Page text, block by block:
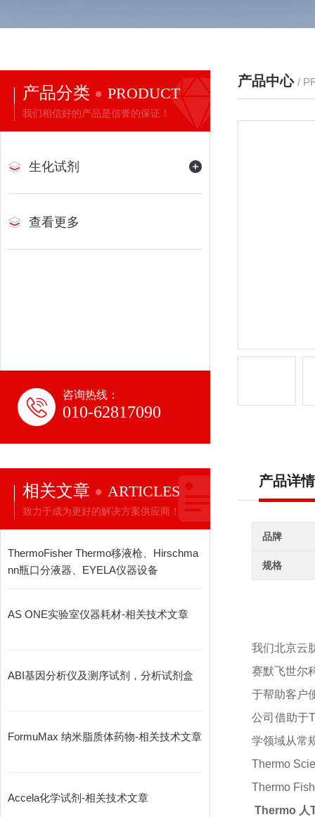
产品分类 PRODUCT
我们相信好的产品是信誉的保证！
生化试剂
查看更多
咨询热线：
010-62817090
相关文章 ARTICLES
致力于成为更好的解决方案供应商！
ThermoFisher Thermo移液枪、Hirschma
nn瓶口分液器、EYELA仪器设备
AS ONE实验室仪器耗材-相关技术文章
ABI基因分析仪及测序试剂，分析试剂盒
FormuMax 纳米脂质体药物-相关技术文章
Accela化学试剂-相关技术文章
产品中心 /
产品详情
品牌
规格
我们北京云
赛默飞世尔
于帮助客户
公司借助于
学领域从常
Thermo
Thermo
Thermo 人